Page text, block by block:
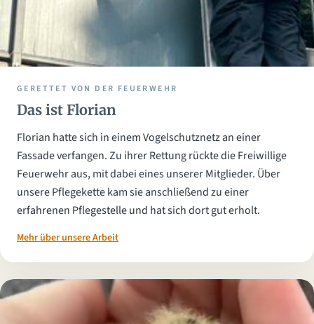
GERETTET VON DER FEUERWEHR
Das ist Florian
Florian hatte sich in einem Vogelschutznetz an einer
Fassade verfangen. Zu ihrer Rettung rückte die Freiwillige
Feuerwehr aus, mit dabei eines unserer Mitglieder. Über
unsere Pflegekette kam sie anschließend zu einer
erfahrenen Pflegestelle und hat sich dort gut erholt.
Mehr über unsere Arbeit